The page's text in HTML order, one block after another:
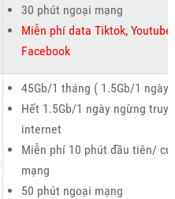
30 phút ngoại mạng
Miễn phí data Tiktok, Youtube,
Facebook
45Gb/1 tháng ( 1.5Gb/1 ngày )
Hết 1.5Gb/1 ngày ngừng truy
internet
Miễn phí 10 phút đầu tiên/
mạng
50 phút ngoại mạng